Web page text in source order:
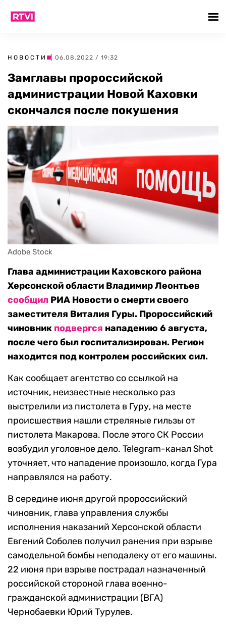
НОВОСТИ | 06.08.2022 / 19:32
Замглавы пророссийской
администрации Новой Каховки
скончался после покушения
Adobe Stock
Глава администрации Каховского района
Херсонской области Владимир Леонтьев
сообщил РИА Новости о смерти своего
заместителя Виталия Гуры. Пророссийский
чиновник подвергся нападению 6 августа,
после чего был госпитализирован. Регион
находится под контролем российских сил.
Как сообщает агентство со ссылкой на
источник, неизвестные несколько раз
выстрелили из пистолета в Гуру, на месте
происшествия нашли стреляные гильзы от
пистолета Макарова. После этого СК России
возбудил уголовное дело. Telegram-канал Shot
уточняет, что нападение произошло, когда Гура
направлялся на работу.
В середине июня другой пророссийский
чиновник, глава управления службы
исполнения наказаний Херсонской области
Евгений Соболев получил ранения при взрыве
самодельной бомбы неподалеку от его машины.
22 июня при взрыве пострадал назначенный
российской стороной глава военно-
гражданской администрации (ВГА)
Чернобаевки Юрий Турулев.